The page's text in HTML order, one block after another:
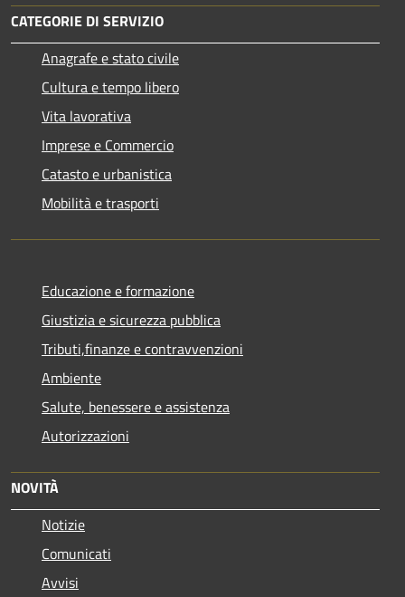
CATEGORIE DI SERVIZIO
Anagrafe e stato civile
Cultura e tempo libero
Vita lavorativa
Imprese e Commercio
Catasto e urbanistica
Mobilità e trasporti
Educazione e formazione
Giustizia e sicurezza pubblica
Tributi,finanze e contravvenzioni
Ambiente
Salute, benessere e assistenza
Autorizzazioni
NOVITÀ
Notizie
Comunicati
Avvisi